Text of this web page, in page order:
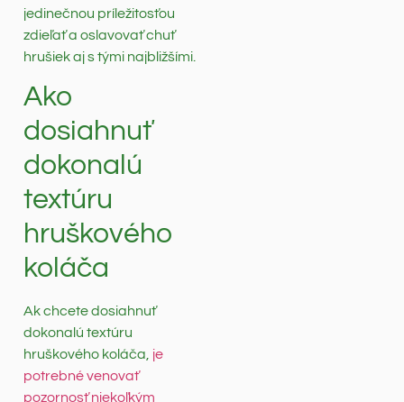
jedinečnou príležitosťou
zdieľať a oslavovať chuť
hrušiek aj s tými najbližšími.
Ako
dosiahnuť
dokonalú
textúru
hruškového
koláča
Ak chcete dosiahnuť
dokonalú textúru
hruškového koláča, je
potrebné venovať
pozornosť niekoľkým